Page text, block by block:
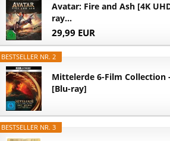
Avatar: Fire and Ash [4K
ray...
29,99 EUR
BESTSELLER NR. 2
Mittelerde 6-Film Collection
[Blu-ray]
BESTSELLER NR. 3